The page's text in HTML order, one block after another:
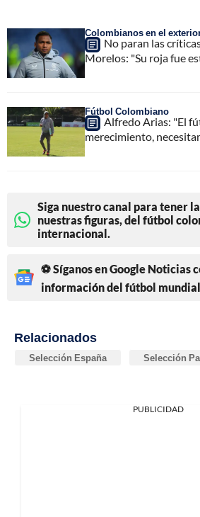
Colombianos en el
No paran las
Morelos: "Su roja fue
Fútbol Colombiano
Alfredo Arias: "El
merecimiento,
Siga nuestro canal para tener
nuestras figuras, del fútbol
internacional.
⚽ Síganos en Google Noticias
información del fútbol mundial
Relacionados
Selección España Selección
PUBLICIDAD